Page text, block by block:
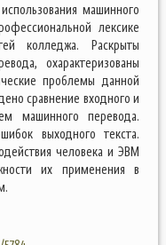
машинного
лексике
колледжа. Раскрыты
охарактеризованы
проблемы данной
сравнение входного и
машинного перевода.
выходного текста.
человека и ЭВМ
их применения в